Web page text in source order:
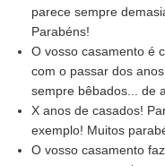
parece sempre
Parabéns!
O vosso casamento é
com o passar dos
sempre bêbados... de
X anos de casados!
exemplo! Muitos
O vosso casamento